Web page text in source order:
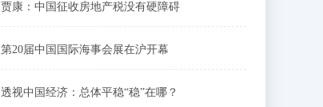
贾康：中国征收房地产税没有硬障碍
第20届中国国际海事会展在沪开幕
透视中国经济：总体平稳“稳”在哪？